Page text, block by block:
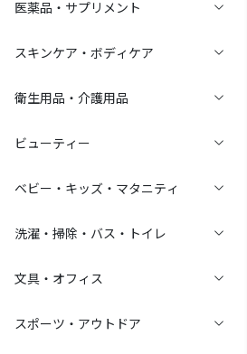
医薬品・サプリメント
スキンケア・ボディケア
衛生用品・介護用品
ビューティー
ベビー・キッズ・マタニティ
洗濯・掃除・バス・トイレ
文具・オフィス
スポーツ・アウトドア